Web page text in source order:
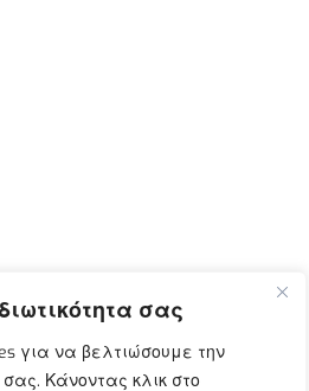
σας
για να βελτιώσουμε την
Κάνοντας κλικ στο